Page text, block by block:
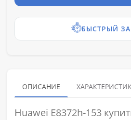
БЫСТРЫЙ
ОПИСАНИЕ
Huawei E8372h-153